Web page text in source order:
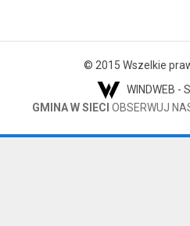
© 2015 Wszelkie
WINDWEB -
GMINA W SIECI OBSERWUJ